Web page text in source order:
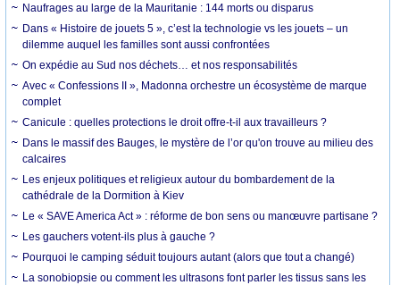
Naufrages au large de la Mauritanie : 144 morts ou disparus
Dans « Histoire de jouets 5 », c’est la technologie vs les jouets – un
dilemme auquel les familles sont aussi confrontées
On expédie au Sud nos déchets… et nos responsabilités
Avec « Confessions II », Madonna orchestre un écosystème de marque
complet
Canicule : quelles protections le droit offre-t-il aux travailleurs ?
Dans le massif des Bauges, le mystère de l’or qu'on trouve au milieu des
calcaires
Les enjeux politiques et religieux autour du bombardement de la
cathédrale de la Dormition à Kiev
Le « SAVE America Act » : réforme de bon sens ou manœuvre partisane ?
Les gauchers votent-ils plus à gauche ?
Pourquoi le camping séduit toujours autant (alors que tout a changé)
La sonobiopsie ou comment les ultrasons font parler les tissus sans les